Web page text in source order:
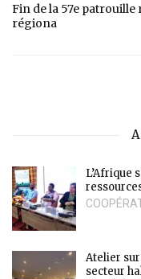
Fin de la 57e
régiona
L’Afrique
Atelier
secteur